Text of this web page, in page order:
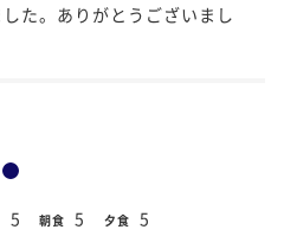
た。ありがとうございまし
5 朝食 5 夕食 5